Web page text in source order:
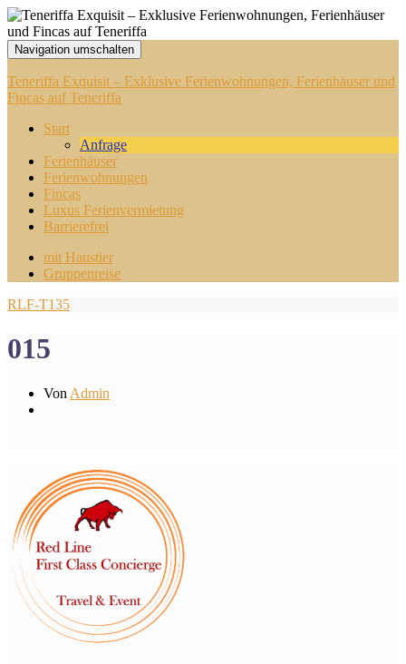
Navigation umschalten
Teneriffa Exquisit – Exklusive Ferienwohnungen, Ferienhäuser und
Fincas auf Teneriffa
Start
Anfrage
Ferienhäuser
Ferienwohnungen
Fincas
Luxus Ferienvermietung
Barrierefrei
mit Haustier
Gruppenreise
RLF-T135
015
Von Admin